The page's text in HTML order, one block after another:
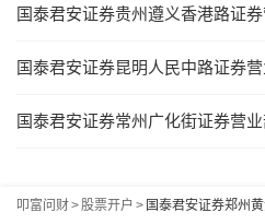
国泰君安证券贵州遵义香港路证
国泰君安证券昆明人民中路证券
国泰君安证券常州广化街证券营业
叩富问财> 股票开户 > 国泰君安证券郑州